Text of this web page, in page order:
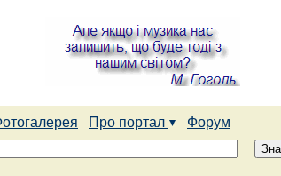
Про портал
Форум